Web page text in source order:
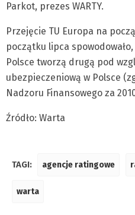
Parkot, prezes WARTY.
Przejęcie TU Europa na
początku lipca
Polsce tworzą drugą pod
ubezpieczeniową w Polsce
Nadzoru Finansowego za
Źródło: Warta
TAGI: agencje ratingowe
warta